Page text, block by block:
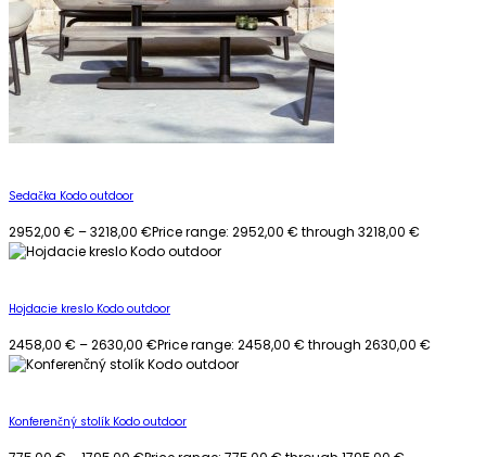
Sedačka Kodo outdoor
2952,00 € –3218,00 €Price range: 2952,00 € through 3218,00 €
Hojdacie kreslo Kodo outdoor
2458,00 € –2630,00 €Price range: 2458,00 € through 2630,00 €
Konferenčný stolík Kodo outdoor